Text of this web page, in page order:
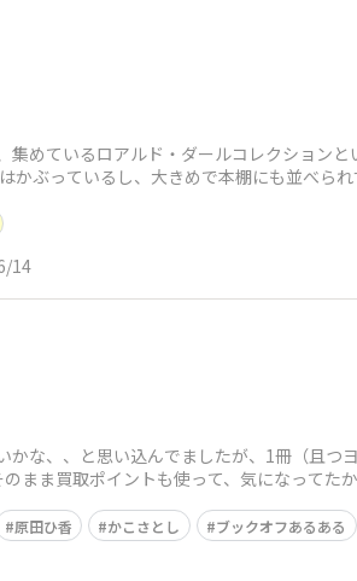
集めているロアルド・ダールコレクション
かぶっているし、大きめで本棚にも並べら
14
かな、、と思い込んでましたが、1冊（且つ
まま買取ポイントも使って、気になってた
原田ひ香 かこさとし ブックオフあるある